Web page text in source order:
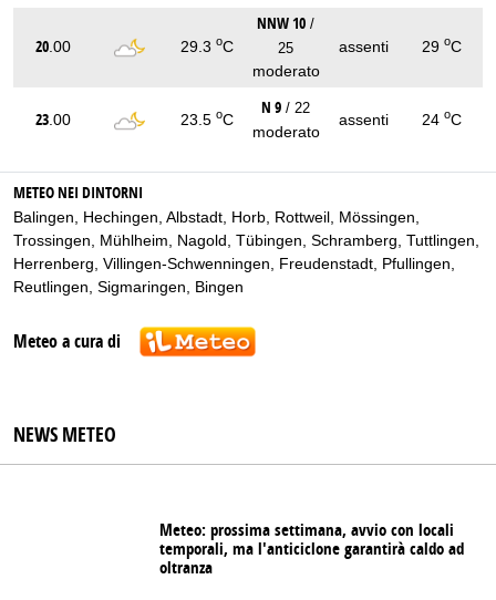
20 .00 29.3 oC
NNW 10 /
25
moderato
assenti 29 oC
23 .00 23.5 oC
N 9 / 22
moderato
assenti 24 oC
METEO NEI DINTORNI
Balingen Hechingen Albstadt Horb Rottweil Mössingen
Trossingen
Mühlheim Nagold Tübingen Schramberg Tuttlingen
Herrenberg Villingen-Schwenningen Freudenstadt Pfullingen
Reutlingen Sigmaringen Bingen
Meteo a cura di
NEWS METEO
Meteo: prossima settimana, avvio con locali
temporali, ma l'anticiclone garantirà caldo ad
oltranza